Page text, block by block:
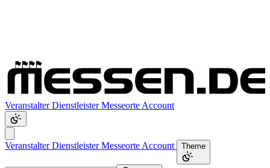
VeranstalterDienstleisterMesseorte Account
VeranstalterDienstleisterMesseorte Account Theme